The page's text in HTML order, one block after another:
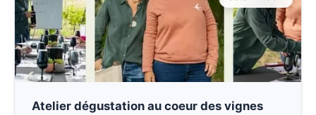
Atelier dégustation au coeur des vignes